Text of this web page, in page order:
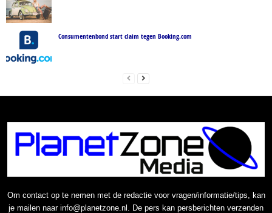
Consumentenbond start claim tegen Booking.com
Om contact op te nemen met de redactie voor vragen/informatie/tips, kan
je mailen naar info@planetzone.nl. De pers kan persberichten verzenden